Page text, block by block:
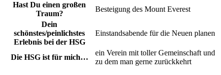
Hast Du einen großen
Traum?
Besteigung des Mount Everest
Dein
schönstes/peinlichstes
Erlebnis bei der HSG
Einstandsabende für die Neuen planen
Die HSG ist für mich…
ein Verein mit toller Gemeinschaft und
zu dem man gerne zurückkehrt